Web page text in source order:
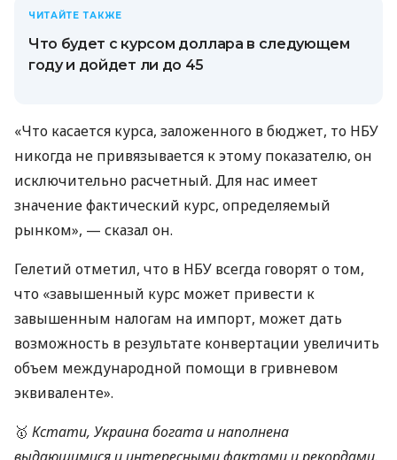
ЧИТАЙТЕ ТАКЖЕ
Что будет с курсом доллара в следующем
году и дойдет ли до 45
«Что касается курса, заложенного в бюджет, то НБУ
никогда не привязывается к этому показателю, он
исключительно расчетный. Для нас имеет
значение фактический курс, определяемый
рынком», — сказал он.
Гелетий отметил, что в НБУ всегда говорят о том,
что «завышенный курс может привести к
завышенным налогам на импорт, может дать
возможность в результате конвертации увеличить
объем международной помощи в гривневом
эквиваленте».
🥇 Кстати, Украина богата и наполнена